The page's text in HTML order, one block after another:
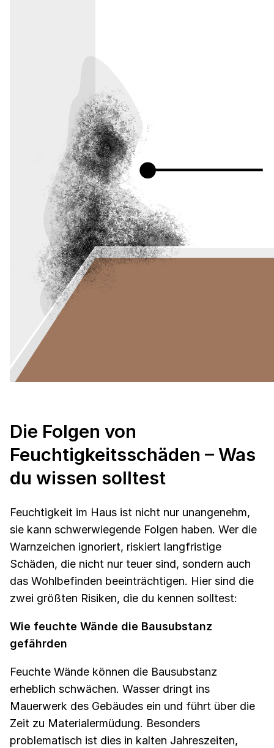
Die Folgen von
Feuchtigkeitsschäden – Was
du wissen solltest
Feuchtigkeit im Haus ist nicht nur unangenehm,
sie kann schwerwiegende Folgen haben. Wer die
Warnzeichen ignoriert, riskiert langfristige
Schäden, die nicht nur teuer sind, sondern auch
das Wohlbefinden beeinträchtigen. Hier sind die
zwei größten Risiken, die du kennen solltest:
Wie feuchte Wände die Bausubstanz
gefährden
Feuchte Wände können die Bausubstanz
erheblich schwächen. Wasser dringt ins
Mauerwerk des Gebäudes ein und führt über die
Zeit zu Materialermüdung. Besonders
problematisch ist dies in kalten Jahreszeiten,